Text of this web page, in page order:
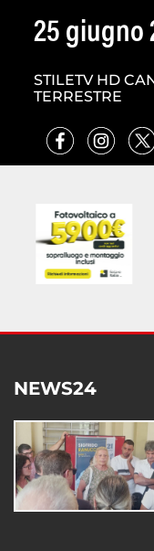
25 giugno
STILETV HD
TERRESTRE
NEWS24